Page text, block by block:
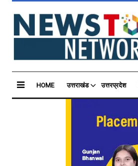
HOME उत्तराखंड उत्तरप्रदेश